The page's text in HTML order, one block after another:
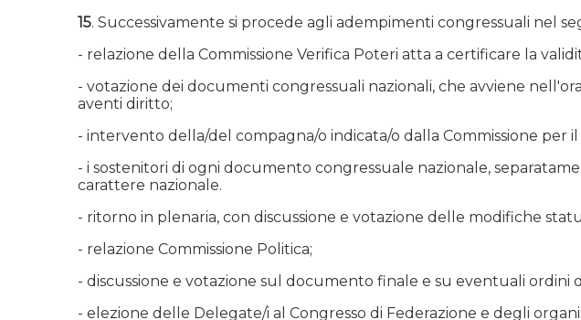
15. Successivamente si procede agli adempimenti congressuali nel
- relazione della Commissione Verifica Poteri atta a certificare la
- votazione dei documenti congressuali nazionali, che avviene
aventi diritto;
- intervento della/del compagna/o indicata/o dalla Commissione per il
- i sostenitori di ogni documento congressuale nazionale,
carattere nazionale.
- ritorno in plenaria, con discussione e votazione delle modifiche
- relazione Commissione Politica;
- discussione e votazione sul documento finale e su eventuali ordini
- elezione delle Delegate/i al Congresso di Federazione e degli